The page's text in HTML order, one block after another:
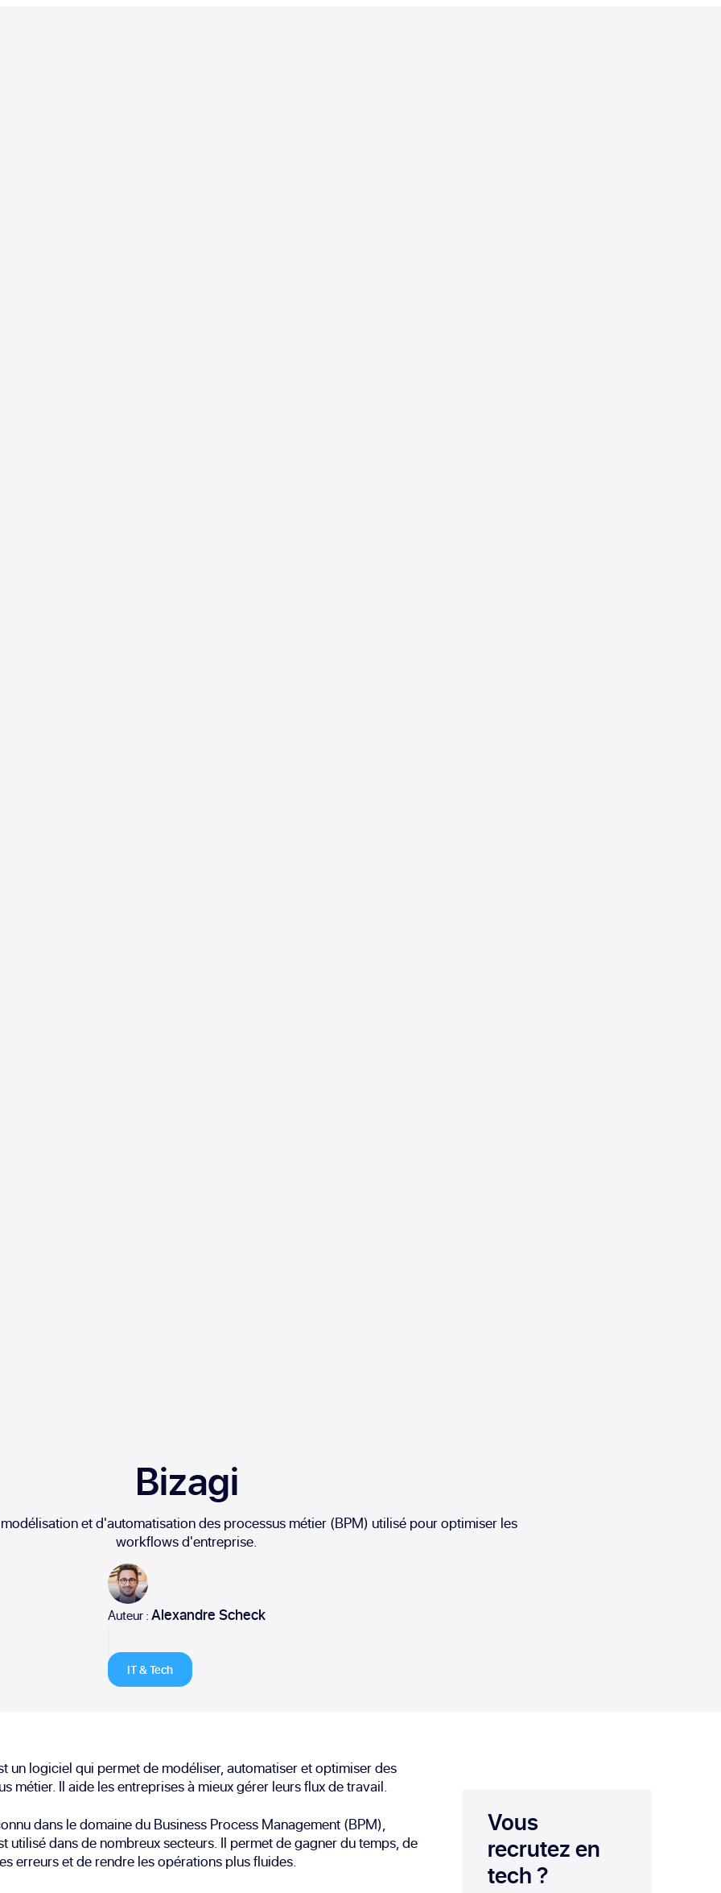
Bizagi
et d'automatisation des processus métier (BPM) utilisé pour optimiser les
workflows d'entreprise.
Auteur :Alexandre Scheck
IT & Tech
un logiciel qui permet de modéliser, automatiser et optimiser des
métier. Il aide les entreprises à mieux gérer leurs flux de travail.
dans le domaine du Business Process Management (BPM),
utilisé dans de nombreux secteurs. Il permet de gagner du temps, de
erreurs et de rendre les opérations plus fluides.
Vous
recrutez en
tech?